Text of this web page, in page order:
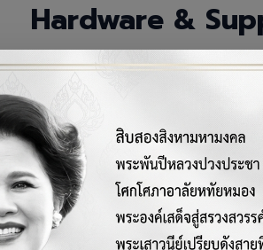
Hardware &
ณ์เครื่องมือฮาร์ดแวร์และวัสดุสิ้นเปลือง